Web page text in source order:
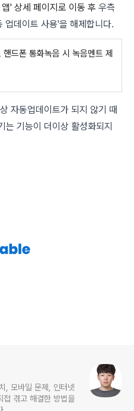
' 상세 페이지로 이동 후 우측
업데이트 사용'을 해제합니다.
드폰 통화녹음 시 녹음멘트 제
자동업데이트가 되지 않기 때
는 기능이 더이상 활성화되지
, 모바일 문제, 인터넷
접 겪고 해결한 방법을